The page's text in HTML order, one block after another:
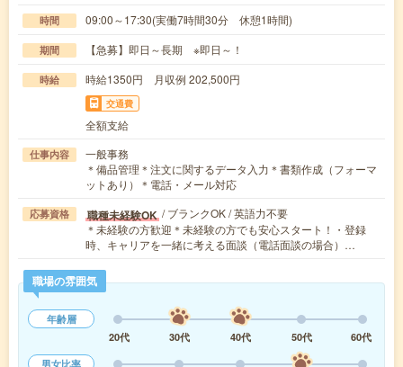
時間 09:00～17:30(実働7時間30分 休憩1時間)
期間 【急募】即日～長期 ※即日～！
時給 時給1350円 月収例 202,500円
交通費
全額支給
仕事内容
一般事務
＊備品管理＊注文に関するデータ入力＊書類作成（フォーマ
ットあり）＊電話・メール対応
応募資格 職種未経験OK / ブランクOK / 英語力不要
＊未経験の方歓迎＊未経験の方でも安心スタート！・登録
時、キャリアを一緒に考える面談（電話面談の場合）…
職場の雰囲気
年齢層
20代
30代 40代 50代
60代
男女比率